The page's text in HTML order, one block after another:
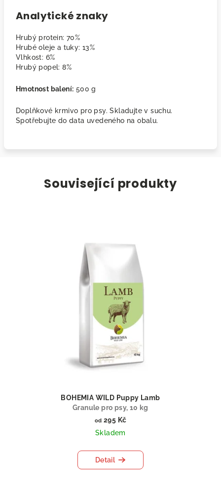
Analytické znaky
Hrubý protein: 70%
Hrubé oleje a tuky: 13%
Vlhkost: 6%
Hrubý popel: 8%
Hmotnost balení: 500 g
Doplňkové krmivo pro psy. Skladujte v suchu.
Spotřebujte do data uvedeného na obalu.
Související produkty
BOHEMIA WILD Puppy Lamb
Granule pro psy, 10 kg
od 295 Kč
Skladem
Detail